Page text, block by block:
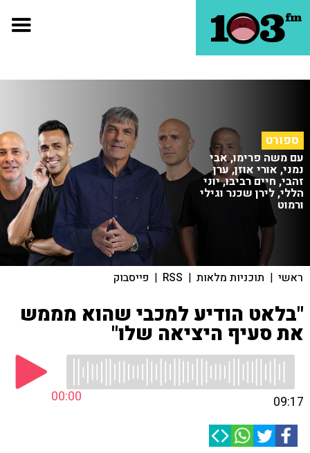
ספורט
עם משה פרימו, אבי
נמני, אורי אוזן, ערן
זהבי, חיים רביבו, יוני
הללי, לירן שכנר וגילי
ורמוט
ראשי | תוכניות מלאות |
RSS
| פייסבוק
"בלאט הודיע למכבי שהוא מממש
את סעיף היציאה שלו"
00:00 09:17